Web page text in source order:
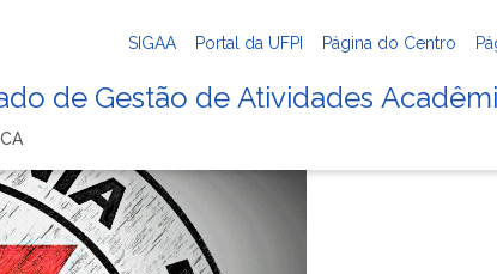
SIGAA Portal da UFPI Página do Centro
de Gestão de Atividades